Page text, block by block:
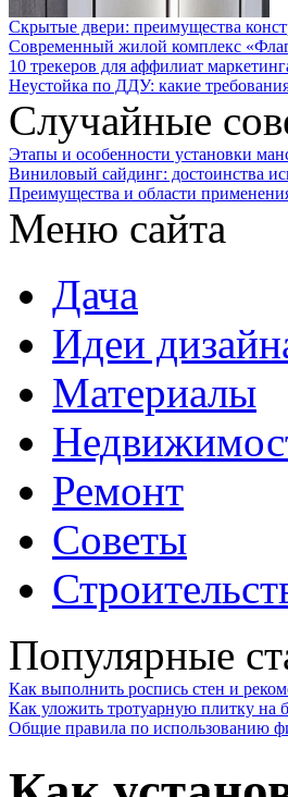
Скрытые двери: преимущества
Современный жилой комплекс
10 трекеров для аффилиат
Неустойка по ДДУ: какие
Случайные
Этапы и особенности установки
Виниловый сайдинг: достоинства
Преимущества и области
Меню сайта
Дача
Идеи
Материалы
Ремонт
Советы
Популярные
Как выполнить роспись стен и
Как уложить тротуарную плитку на
Общие правила по использованию